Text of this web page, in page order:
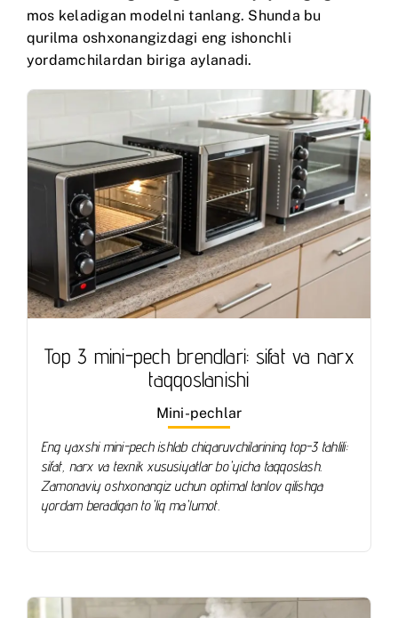
mos keladigan modelni tanlang. Shunda bu
qurilma oshxonangizdagi eng ishonchli
yordamchilardan biriga aylanadi.
Top 3 mini-pech brendlari: sifat va narx
taqqoslanishi
Mini-pechlar
Eng yaxshi mini-pech ishlab chiqaruvchilarining top-3 tahlili:
sifat, narx va texnik xususiyatlar bo'yicha taqqoslash.
Zamonaviy oshxonangiz uchun optimal tanlov qilishga
yordam beradigan to'liq ma'lumot.